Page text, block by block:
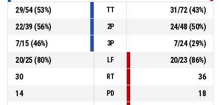
29/54(53%) TT 31/72(43%)
22/39(56%) 2P 24/48(50%)
7/15(46%) 3P 7/24(29%)
20/25(80%) LF 20/23(86%)
30
RT
36
14
PD
18